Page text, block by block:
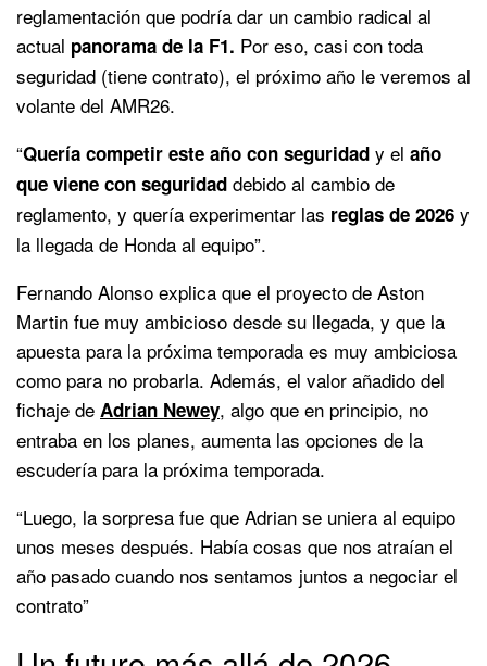
reglamentación que podría dar un cambio radical al
actual panorama de la F1. Por eso, casi con toda
seguridad (tiene contrato), el próximo año le veremos al
volante del AMR26.
“Quería competir este año con seguridad y el año
que viene con seguridad debido al cambio de
reglamento, y quería experimentar las reglas de 2026 y
la llegada de Honda al equipo”.
Fernando Alonso explica que el proyecto de Aston
Martin fue muy ambicioso desde su llegada, y que la
apuesta para la próxima temporada es muy ambiciosa
como para no probarla. Además, el valor añadido del
fichaje de Adrian Newey, algo que en principio, no
entraba en los planes, aumenta las opciones de la
escudería para la próxima temporada.
“Luego, la sorpresa fue que Adrian se uniera al equipo
unos meses después. Había cosas que nos atraían el
año pasado cuando nos sentamos juntos a negociar el
contrato”